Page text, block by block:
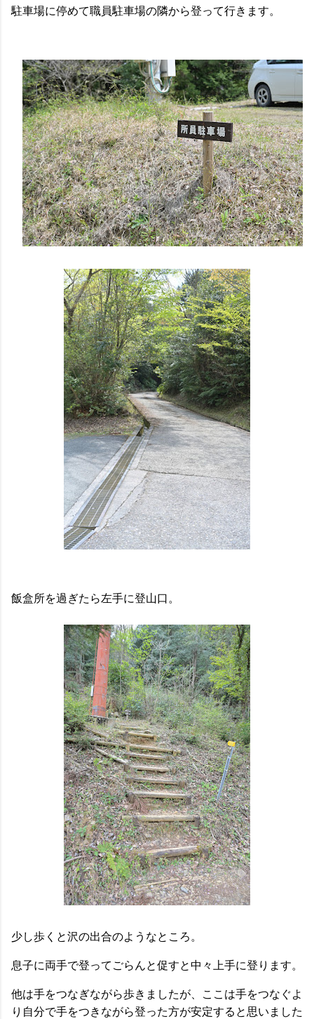
駐車場に停めて職員駐車場の隣から登って行きます。
飯盒所を過ぎたら左手に登山口。
少し歩くと沢の出合のようなところ。
息子に両手で登ってごらんと促すと中々上手に登ります。
他は手をつなぎながら歩きましたが、ここは手をつなぐよ
り自分で手をつきながら登った方が安定すると思いました